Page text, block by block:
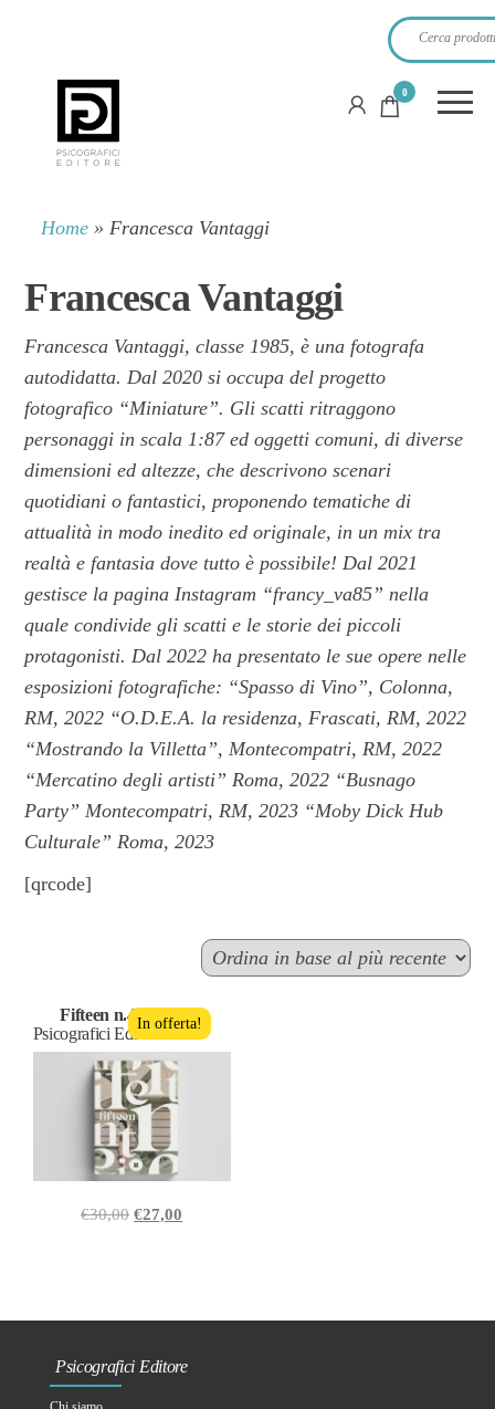
PSICOGRAFICI
EDITORE
0
Home »Francesca Vantaggi
Francesca Vantaggi
Francesca Vantaggi, classe 1985, è una fotografa
autodidatta. Dal 2020 si occupa del progetto
fotografico “Miniature”. Gli scatti ritraggono
personaggi in scala 1:87 ed oggetti comuni, di diverse
dimensioni ed altezze, che descrivono scenari
quotidiani o fantastici, proponendo tematiche di
attualità in modo inedito ed originale, in un mix tra
realtà e fantasia dove tutto è possibile! Dal 2021
gestisce la pagina Instagram “francy_va85” nella
quale condivide gli scatti e le storie dei piccoli
protagonisti. Dal 2022 ha presentato le sue opere nelle
esposizioni fotografiche: “Spasso di Vino”, Colonna,
RM, 2022 “O.D.E.A. la residenza, Frascati, RM, 2022
“Mostrando la Villetta”, Montecompatri, RM, 2022
“Mercatino degli artisti” Roma, 2022 “Busnago
Party” Montecompatri, RM, 2023 “Moby Dick Hub
Culturale” Roma, 2023
[qrcode]
Fifteen n.4
Psicografici Editore
In offerta!
€30,00 €27,00
Psicografici Editore